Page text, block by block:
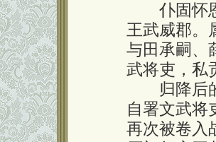
仆固怀恩
王武威郡。
与田承嗣、
武将吏，私
归降后的
自署文武将
再次被卷入